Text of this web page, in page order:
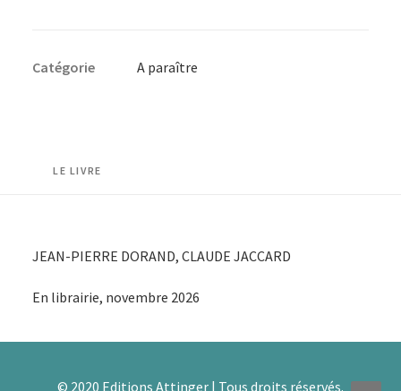
Catégorie A paraître
LE LIVRE
JEAN-PIERRE DORAND, CLAUDE JACCARD
En librairie, novembre 2026
© 2020 Editions Attinger | Tous droits réservés.